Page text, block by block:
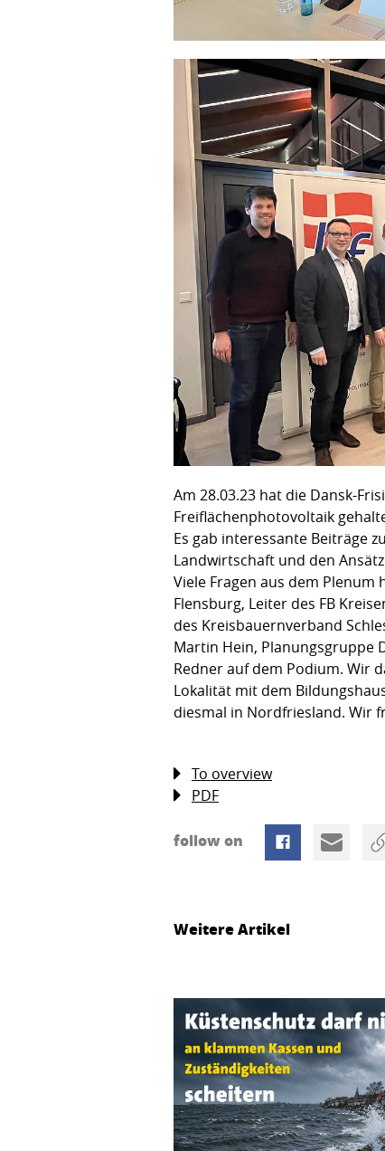
Am 28.03.23 hat die Dansk-
Freiflächenphotovoltaik
Es gab interessante Beiträge
Landwirtschaft und den
Viele Fragen aus dem
Flensburg, Leiter des FB
des Kreisbauernverband
Martin Hein, Planungsgruppe
Redner auf dem Podium. Wir
Lokalität mit dem
diesmal in Nordfriesland. Wir
To overview
PDF
follow on
Weitere Artikel